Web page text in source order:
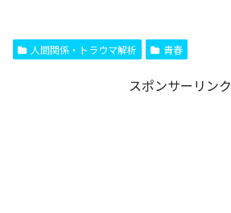
人間関係・トラウマ解析 青春
スポンサーリンク